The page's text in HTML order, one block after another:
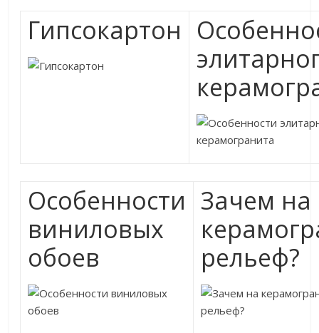
Гипсокартон
Особенности
виниловых
обоев
Зачем на
рельеф?